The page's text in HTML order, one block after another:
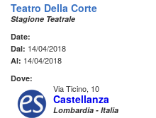
Teatro Della Corte
Stagione Teatrale
Date:
Dal: 14/04/2018
Al: 14/04/2018
Dove:
Via Ticino, 10
Castellanza
Lombardia - Italia